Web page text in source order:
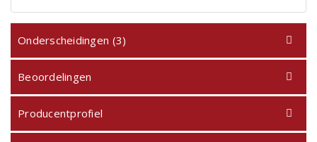
Onderscheidingen (3)
Beoordelingen
Producentprofiel